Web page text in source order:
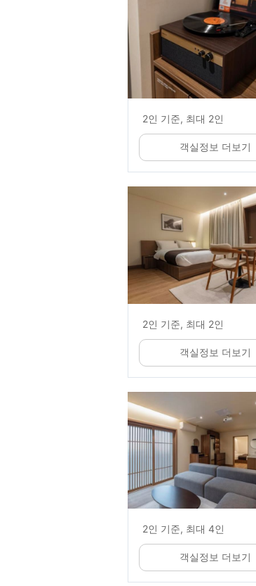
2인 기준, 최대 2인
객실정보 더보기
2인 기준, 최대 2인
객실정보 더보기
2인 기준, 최대 4인
객실정보 더보기